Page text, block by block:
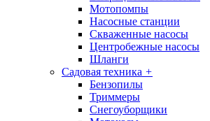
Мотопомпы
Насосные станции
Скваженные насосы
Центробежные насосы
Шланги
Садовая техника +
Бензопилы
Триммеры
Снегоуборщики